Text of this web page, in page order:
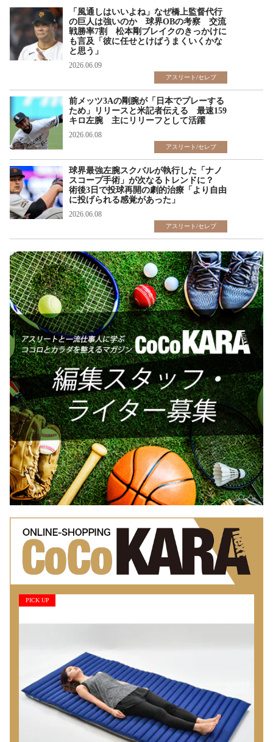
「風通しはいいよね」なぜ橋上監督代行
の巨人は強いのか 球界OBの考察 交流
戦勝率7割 松本剛ブレイクのきっかけに
も言及「彼に任せとけばうまくいくかな
と思う」
2026.06.09
アスリート/セレブ
前メッツ3Aの剛腕が「日本でプレーする
ため」リリースと米記者伝える 最速159
キロ左腕 主にリリーフとして活躍
2026.06.08
アスリート/セレブ
球界最強左腕スクバルが執行した「ナノ
スコープ手術」が次なるトレンドに？
術後3日で投球再開の劇的治療「より自由
に投げられる感覚があった」
2026.06.08
アスリート/セレブ
PICK UP